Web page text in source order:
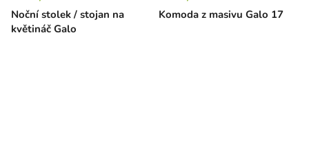
Noční stolek / stojan na
květináč Galo
Komoda z masivu Galo 17